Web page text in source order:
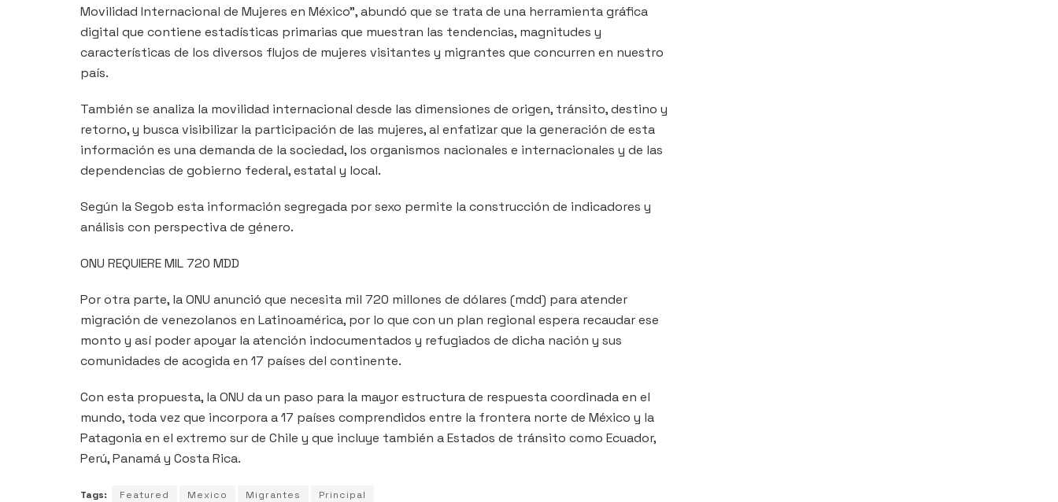
Movilidad Internacional de Mujeres en México”, abundó que se trata de una herramienta gráfica
digital que contiene estadísticas primarias que muestran las tendencias, magnitudes y
características de los diversos flujos de mujeres visitantes y migrantes que concurren en nuestro
país.
También se analiza la movilidad internacional desde las dimensiones de origen, tránsito, destino y
retorno, y busca visibilizar la participación de las mujeres, al enfatizar que la generación de esta
información es una demanda de la sociedad, los organismos nacionales e internacionales y de las
dependencias de gobierno federal, estatal y local.
Según la Segob esta información segregada por sexo permite la construcción de indicadores y
análisis con perspectiva de género.
ONU REQUIERE MIL 720 MDD
Por otra parte, la ONU anunció que necesita mil 720 millones de dólares (mdd) para atender
migración de venezolanos en Latinoamérica, por lo que con un plan regional espera recaudar ese
monto y así poder apoyar la atención indocumentados y refugiados de dicha nación y sus
comunidades de acogida en 17 países del continente.
Con esta propuesta, la ONU da un paso para la mayor estructura de respuesta coordinada en el
mundo, toda vez que incorpora a 17 países comprendidos entre la frontera norte de México y la
Patagonia en el extremo sur de Chile y que incluye también a Estados de tránsito como Ecuador,
Perú, Panamá y Costa Rica.
Tags: Featured Mexico Migrantes Principal